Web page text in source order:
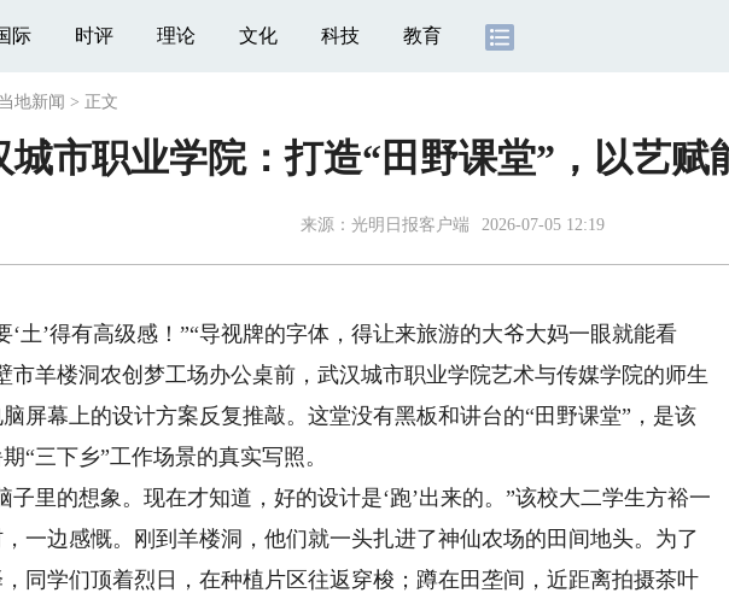
际 时评 理论 文化 科技 教育
当地新闻 > 正文
城市职业学院：打造“田野课堂”，以艺赋
来源： 光明日报客户端 2026-07-05 12:19
’得有高级感！”“导视牌的字体，得让来旅游的大爷大妈一眼就能看
市羊楼洞农创梦工场办公桌前，武汉城市职业学院艺术与传媒学院的师生
屏幕上的设计方案反复推敲。这堂没有黑板和讲台的“田野课堂”，是该
“三下乡”工作场景的真实写照。
里的想象。现在才知道，好的设计是‘跑’出来的。”该校大二学生方裕一
一边感慨。刚到羊楼洞，他们就一头扎进了神仙农场的田间地头。为了
同学们顶着烈日，在种植片区往返穿梭；蹲在田垄间，近距离拍摄茶叶